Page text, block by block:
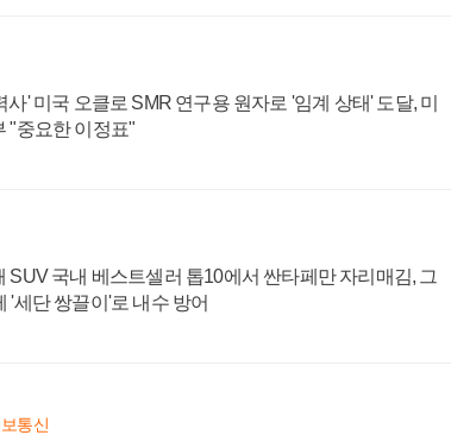
사' 미국 오클로 SMR 연구용 원자로 '임계 상태' 도달, 미
"중요한 이정표"
SUV 국내 베스트셀러 톱10에서 싼타페만 자리매김, 그
'세단 쌍끌이'로 내수 방어
통신